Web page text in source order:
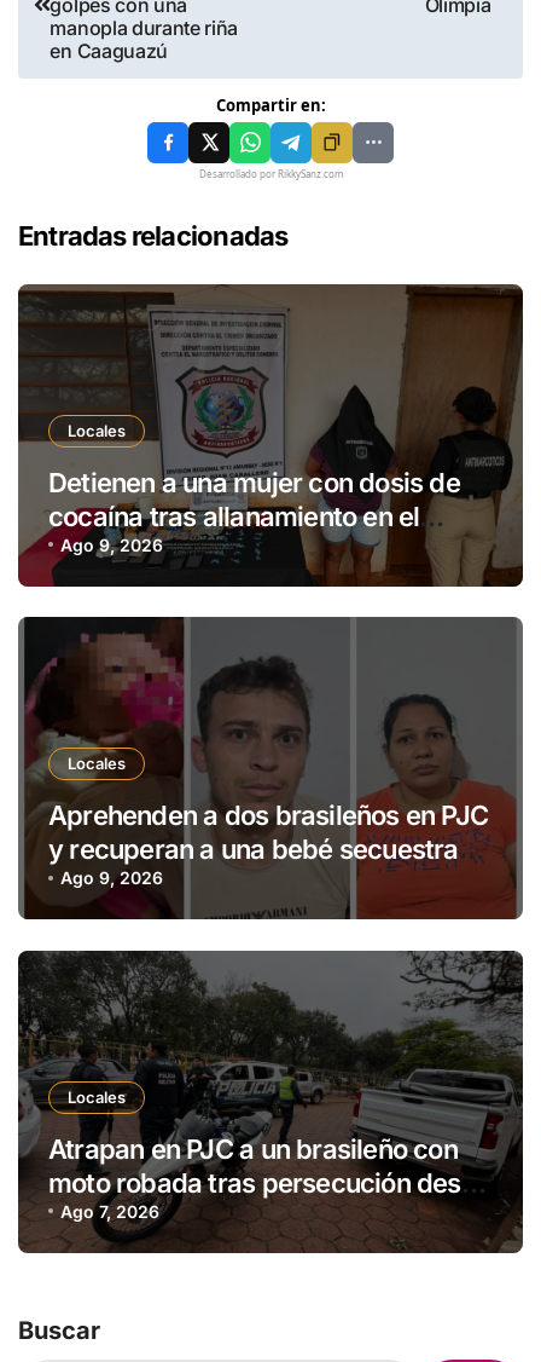
manopla durante riña
en Caaguazú
Compartir en:
Desarrollado por RikkySanz.com
Entradas relacionadas
Locales
Detienen a una mujer con dosis de
cocaína tras allanamiento en el
distrito de Cerro Corá
Ago 9, 2026
Locales
Aprehenden a dos brasileños en PJC
y recuperan a una bebé secuestrada
en Brasil
Ago 9, 2026
Locales
Atrapan en PJC a un brasileño con
moto robada tras persecución desde
Ponta Porã
Ago 7, 2026
Buscar